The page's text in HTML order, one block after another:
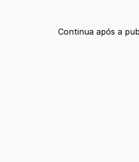
Continua após a